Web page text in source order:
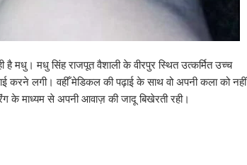
मधु सिंह राजपूत वैशाली के वीरपुर स्थित उत्कर्मित उच्च
करने लगी। वहीँ मेडिकल की पढ़ाई के साथ वो अपनी कला को नहीं
के माध्यम से अपनी आवाज़ की जादू बिखेरती रही।